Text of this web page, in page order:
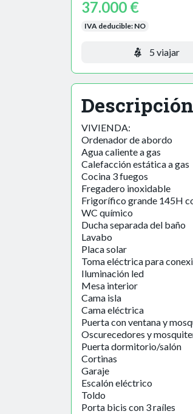
37.000 €
IVA deducible: NO
5 viajar
VIVIENDA:
Ordenador de abordo
Agua caliente a gas
Calefacción estática a gas
Cocina 3 fuegos
Fregadero inoxidable
Frigorífico grande 145H
WC químico
Ducha separada del baño
Lavabo
Placa solar
Toma eléctrica para
Iluminación led
Mesa interior
Cama isla
Cama eléctrica
Puerta con ventana y
Oscurecedores y
Puerta dormitorio/salón
Cortinas
Garaje
Escalón eléctrico
Toldo
Porta bicis con 3 raíles